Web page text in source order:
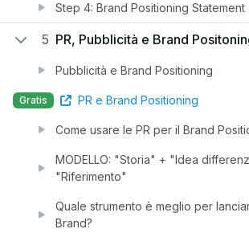
Step 4: Brand Positioning Statement
5 PR, Pubblicità e Brand
Pubblicità e Brand Positioning
Gratis PR e Brand Positioning
Come usare le PR per il Brand
MODELLO: "Storia" + "Idea
"Riferimento"
Quale strumento è meglio per
Brand?